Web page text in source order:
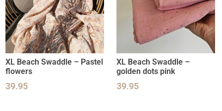
XL Beach Swaddle – Pastel
flowers
39.95
XL Beach Swaddle –
golden dots pink
39.95